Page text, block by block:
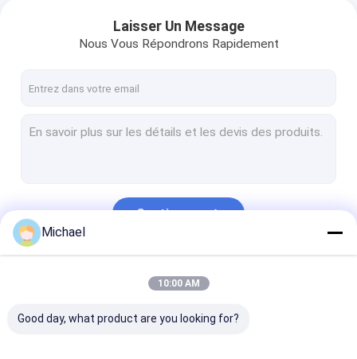
Laisser Un Message
Nous Vous Répondrons Rapidement
Continuer
Michael
10:00 AM
Good day, what product are you looking for?